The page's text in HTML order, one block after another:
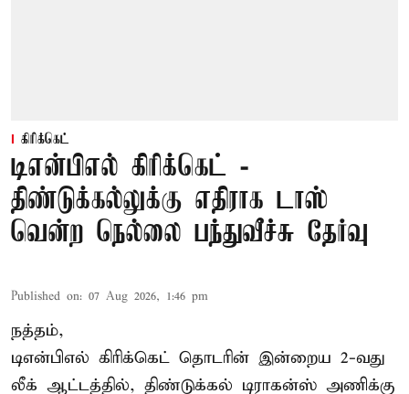
கிரிக்கெட்
டிஎன்பிஎல் கிரிக்கெட் -
திண்டுக்கல்லுக்கு எதிராக டாஸ்
வென்ற நெல்லை பந்துவீச்சு தேர்வு
Published on: 07 Aug 2026, 1:46 pm
நத்தம்,
டிஎன்பிஎல் கிரிக்கெட் தொடரின் இன்றைய 2-வது
லீக் ஆட்டத்தில், திண்டுக்கல் டிராகன்ஸ் அணிக்கு